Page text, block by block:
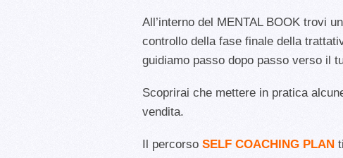
All’interno del MENTAL BOOK trovi un
controllo della fase finale della
guidiamo passo dopo passo verso il
Scoprirai che mettere in pratica
vendita.
Il percorso SELF COACHING PLAN